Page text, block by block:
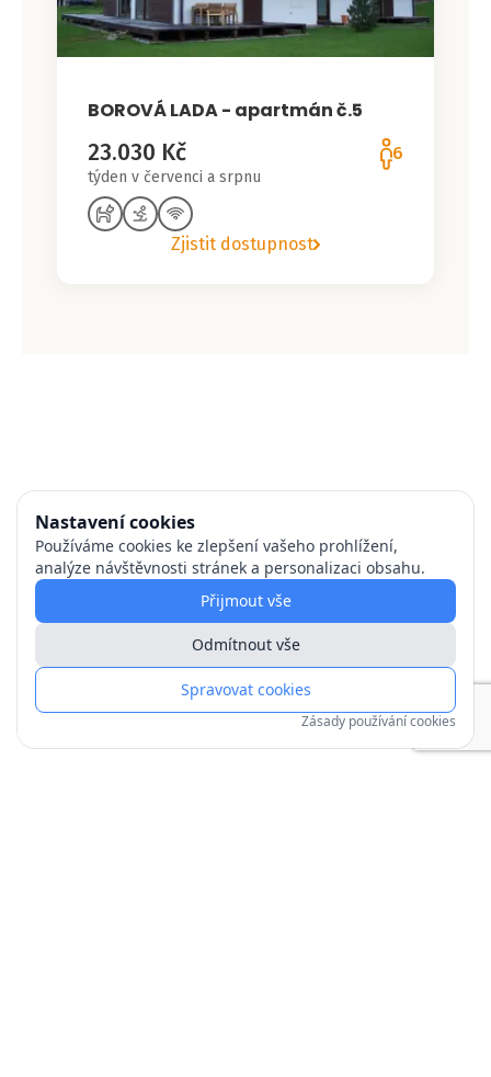
BOROVÁ LADA - apartmán č.5
23.030 Kč
týden v červenci a srpnu
6
Zjistit dostupnost
Nastavení cookies
Používáme cookies ke zlepšení vašeho prohlížení,
analýze návštěvnosti stránek a personalizaci obsahu.
Přijmout vše
Odmítnout vše
Spravovat cookies
Zásady používání cookies